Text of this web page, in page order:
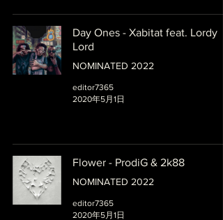
Day Ones - Xabitat feat. Lordy
Lord
NOMINATED 2022
editor7365
2020年5月1日
Flower - ProdiG & 2k88
NOMINATED 2022
editor7365
2020年5月1日